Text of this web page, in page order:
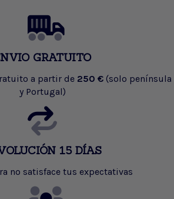
GRATUITO
a partir de 250 € (solo península
y Portugal)
15 DÍAS
no satisface tus expectativas